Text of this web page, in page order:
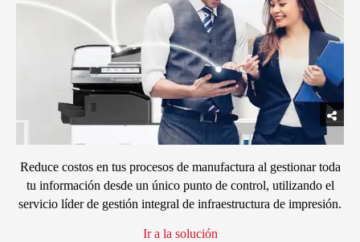
Reduce costos en tus procesos de manufactura al gestionar toda
tu información desde un único punto de control, utilizando el
servicio líder de gestión integral de infraestructura de impresión.
Ir a la solución